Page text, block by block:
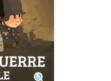
siècle
civilisations